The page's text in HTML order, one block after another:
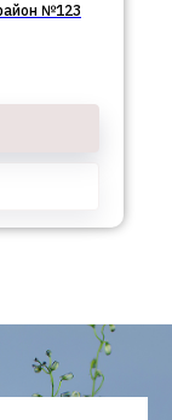
№123